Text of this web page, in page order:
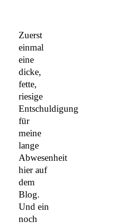
Zuerst
einmal
eine
dicke,
fette,
riesige
Entschuldigung
für
meine
lange
Abwesenheit
hier auf
dem
Blog.
Und ein
noch